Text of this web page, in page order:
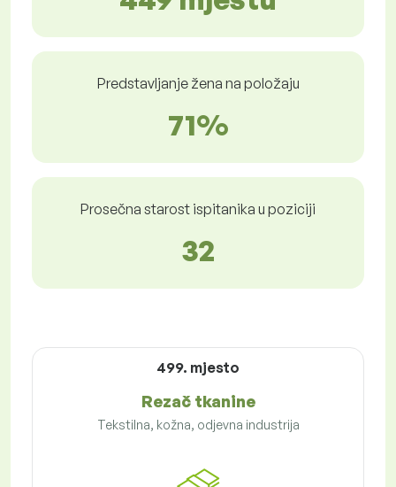
Predstavljanje žena na položaju
71%
Prosečna starost ispitanika u poziciji
32
499. mjesto
Rezač tkanine
Tekstilna, kožna, odjevna industrija